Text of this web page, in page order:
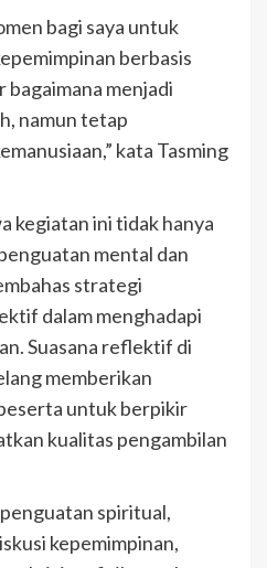
bagi saya untuk
berbasis
bagaimana menjadi
namun tetap
kata Tasming
kegiatan ini tidak hanya
mental dan
strategi
dalam menghadapi
Suasana reflektif di
memberikan
untuk berpikir
kualitas pengambilan
spiritual,
kepemimpinan,